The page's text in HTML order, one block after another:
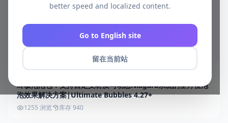
better speed and localized content.
Go to English site
留在当前站
终极泡泡包：支持自定义材质与动态Niagara系统的全方位泡
泡效果解决方案|Ultimate Bubbles 4.27+
1255 浏览 库存 940